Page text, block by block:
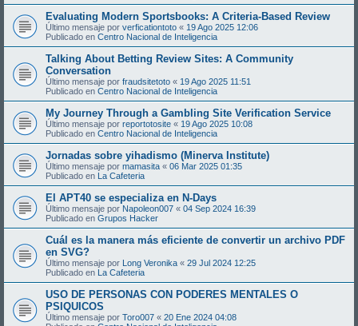
Evaluating Modern Sportsbooks: A Criteria-Based Review
Último mensaje por verficationtoto « 19 Ago 2025 12:06
Publicado en Centro Nacional de Inteligencia
Talking About Betting Review Sites: A Community
Conversation
Último mensaje por fraudsitetoto « 19 Ago 2025 11:51
Publicado en Centro Nacional de Inteligencia
My Journey Through a Gambling Site Verification Service
Último mensaje por reportotosite « 19 Ago 2025 10:08
Publicado en Centro Nacional de Inteligencia
Jornadas sobre yihadismo (Minerva Institute)
Último mensaje por mamasita « 06 Mar 2025 01:35
Publicado en La Cafeteria
El APT40 se especializa en N-Days
Último mensaje por Napoleon007 « 04 Sep 2024 16:39
Publicado en Grupos Hacker
Cuál es la manera más eficiente de convertir un archivo PDF
en SVG?
Último mensaje por Long Veronika « 29 Jul 2024 12:25
Publicado en La Cafeteria
USO DE PERSONAS CON PODERES MENTALES O
PSIQUICOS
Último mensaje por Toro007 « 20 Ene 2024 04:08